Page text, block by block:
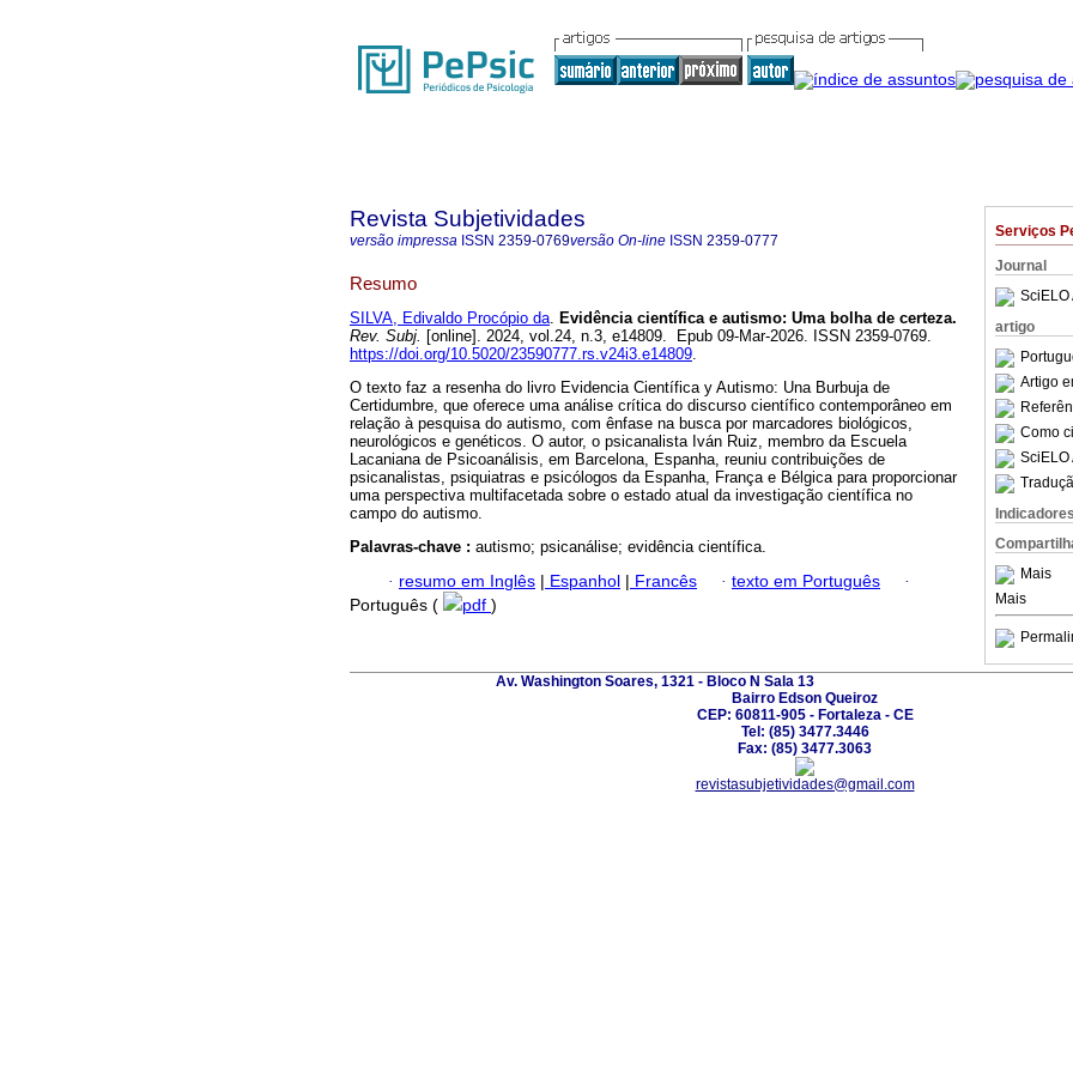
Serviços
Journal
SciELO
artigo
Artigo
Como
SciELO
Indicadores
Mais
Mais
Revista Subjetividades
versão impressa ISSN 2359-0769versão On-line ISSN 2359-0777
Resumo
SILVA, Edivaldo Procópio da. Evidência científica e autismo: Uma bolha de certeza.
Rev. Subj. [online]. 2024, vol.24, n.3, e14809. Epub 09-Mar-2026. ISSN 2359-0769.
https://doi.org/10.5020/23590777.rs.v24i3.e14809.
O texto faz a resenha do livro Evidencia Científica y Autismo: Una Burbuja de
Certidumbre, que oferece uma análise crítica do discurso científico contemporâneo em
relação à pesquisa do autismo, com ênfase na busca por marcadores biológicos,
neurológicos e genéticos. O autor, o psicanalista Iván Ruiz, membro da Escuela
Lacaniana de Psicoanálisis, em Barcelona, Espanha, reuniu contribuições de
psicanalistas, psiquiatras e psicólogos da Espanha, França e Bélgica para proporcionar
uma perspectiva multifacetada sobre o estado atual da investigação científica no
campo do autismo.
Palavras-chave : autismo; psicanálise; evidência científica.
· resumo em Inglês | Espanhol | Francês · texto em Português
·
Português (
pdf )
Av. Washington Soares, 1321 - Bloco N Sala 13
Bairro Edson Queiroz
CEP: 60811-905 - Fortaleza - CE
Tel: (85) 3477.3446
Fax: (85) 3477.3063
revistasubjetividades@gmail.com